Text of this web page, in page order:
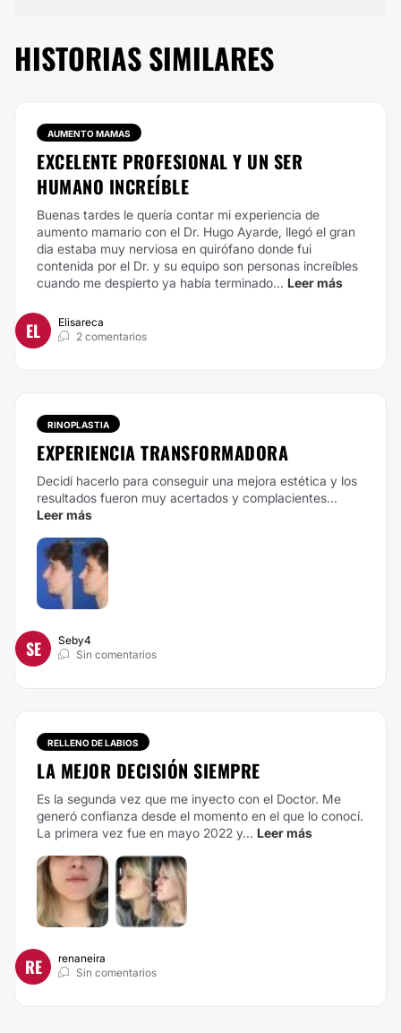
HISTORIAS SIMILARES
AUMENTO MAMAS
EXCELENTE PROFESIONAL Y UN SER
HUMANO INCREÍBLE
Buenas tardes le quería contar mi experiencia de
aumento mamario con el Dr. Hugo Ayarde, llegó el gran
dia estaba muy nerviosa en quirófano donde fui
contenida por el Dr. y su equipo son personas increíbles
cuando me despierto ya había terminado... Leer más
EL
Elisareca
2 comentarios
RINOPLASTIA
EXPERIENCIA TRANSFORMADORA
Decidí hacerlo para conseguir una mejora estética y los
resultados fueron muy acertados y complacientes...
Leer más
SE
Seby4
Sin comentarios
RELLENO DE LABIOS
LA MEJOR DECISIÓN SIEMPRE
Es la segunda vez que me inyecto con el Doctor. Me
generó confianza desde el momento en el que lo conocí.
La primera vez fue en mayo 2022 y... Leer más
RE
renaneira
Sin comentarios